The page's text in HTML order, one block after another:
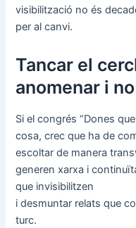
visibilització no és
per al canvi.
Tancar el
anomenar i
Si el congrés “Dones
cosa, crec que ha de
escoltar de manera
generen xarxa i
que invisibilitzen
i desmuntar relats que
turc.